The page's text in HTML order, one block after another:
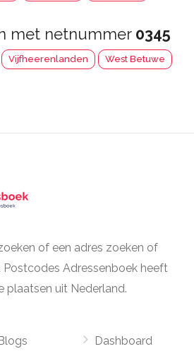
met netnummer 0345
Vijfheerenlanden West Betuwe
of een adres zoeken of
Postcodes Adressenboek heeft
plaatsen uit Nederland.
Dashboard